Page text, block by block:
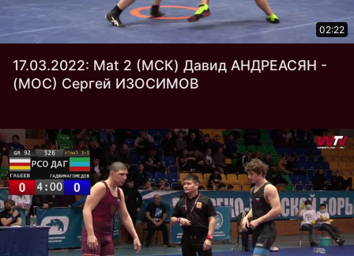
02:22
17.03.2022: Mat 2 (МСК) Давид АНДРЕАСЯН -
(МОС) Сергей ИЗОСИМОВ